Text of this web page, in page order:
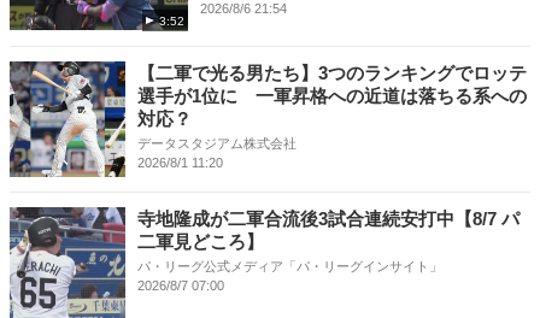
3:52
2026/8/6 21:54
【二軍で光る男たち】3つのランキングでロッテ
選手が1位に 一軍昇格への近道は落ちる系への
対応？
データスタジアム株式会社
2026/8/1 11:20
寺地隆成が二軍合流後3試合連続安打中【8/7 パ
二軍見どころ】
パ・リーグ公式メディア「パ・リーグインサイト」
2026/8/7 07:00